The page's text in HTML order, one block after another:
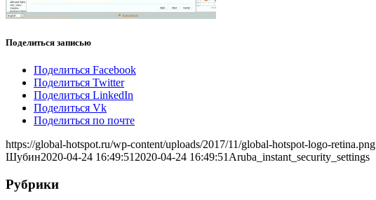
Поделиться записью
Поделиться Facebook
Поделиться Twitter
Поделиться LinkedIn
Поделиться Vk
Поделиться по почте
https://global-hotspot.ru/wp-content/uploads/2017/11/global-hotspot-logo-retina.png
Шубин2020-04-24 16:49:51 2020-04-24 16:49:51 Aruba_instant_security_settings
Рубрики